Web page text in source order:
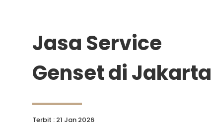
Jasa Service
Genset di Jakarta
Terbit : 21 Jan 2026